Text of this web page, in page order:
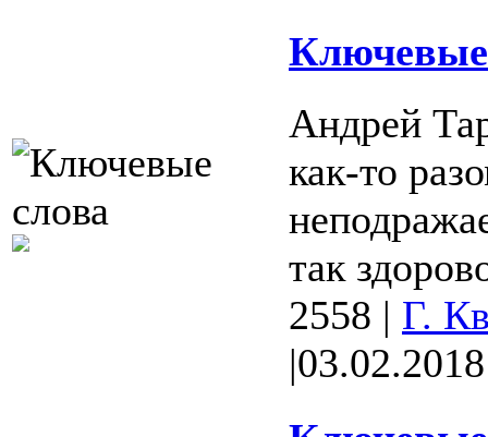
Ключевые
Андрей
как-то
так
2558 | Г.
|03.02.2018